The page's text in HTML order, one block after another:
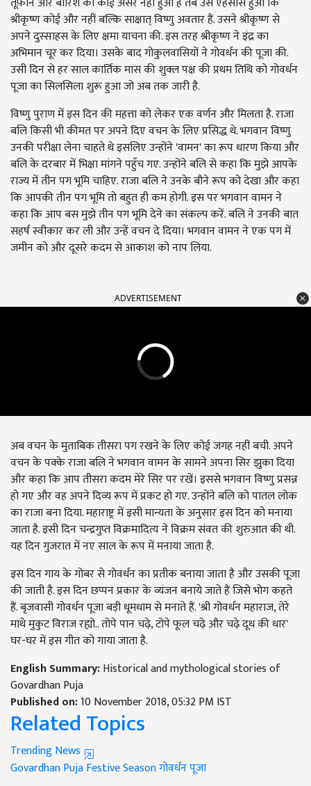
श्रीकृष्ण कोई और नहीं बल्कि साक्षात् विष्णु अवतार हैं. उसने श्रीकृष्ण से
अपने दुस्साहस के लिए क्षमा याचना की. इस तरह श्रीकृष्ण ने इंद्र का
अभिमान चूर कर दिया। उसके बाद गोकुलवासियों ने गोवर्धन की पूजा की.
उसी दिन से हर साल कार्तिक मास की शुक्ल पक्ष की प्रथम तिथि को गोवर्धन
पूजा का सिलसिला शुरू हुआ जो अब तक जारी है.
विष्णु पुराण में इस दिन की महत्ता को लेकर एक वर्णन और मिलता है. राजा
बलि किसी भी कीमत पर अपने दिए वचन के लिए प्रसिद्ध थे. भगवान विष्णु
उनकी परीक्षा लेना चाहते थे इसलिए उन्होंने 'वामन' का रूप धारण किया और
बलि के दरबार में भिक्षा मांगने पहुँच गए. उन्होंने बलि से कहा कि मुझे आपके
राज्य में तीन पग भूमि चाहिए. राजा बलि ने उनके बौने रूप को देखा और कहा
कि आपकी तीन पग भूमि तो बहुत ही कम होगी. इस पर भगवान वामन ने
कहा कि आप बस मुझे तीन पग भूमि देने का संकल्प करें. बलि ने उनकी बात
सहर्ष स्वीकार कर ली और उन्हें वचन दे दिया। भगवान वामन ने एक पग में
जमीन को और दूसरे कदम से आकाश को नाप लिया.
ADVERTISEMENT
अब वचन के मुताबिक तीसरा पग रखने के लिए कोई जगह नहीं बची. अपने
वचन के पक्के राजा बलि ने भगवान वामन के सामने अपना सिर झुका दिया
और कहा कि आप तीसरा कदम मेरे सिर पर रखें। इससे भगवान विष्णु प्रसन्न
हो गए और वह अपने दिव्य रूप में प्रकट हो गए. उन्होंने बलि को पातल लोक
का राजा बना दिया. महाराष्ट्र में इसी मान्यता के अनुसार इस दिन को मनाया
जाता है. इसी दिन चन्द्रगुप्त विक्रमादित्य ने विक्रम संवत की शुरुआत की थी.
यह दिन गुजरात में नए साल के रूप में मनाया जाता है.
इस दिन गाय के गोबर से गोवर्धन का प्रतीक बनाया जाता है और उसकी पूजा
की जाती है. इस दिन छप्पन प्रकार के व्यंजन बनाये जाते हैं जिसे भोग कहते
हैं. बृजवासी गोवर्धन पूजा बड़ी धूमधाम से मनाते हैं. 'श्री गोवर्धन महाराज, तेरे
माथे मुकुट विराज रह्यो.. तोपे पान चढ़े, टोपे फूल चढ़े और चढ़े दूध की धार'
घर-घर में इस गीत को गाया जाता है.
English Summary:Historical and mythological stories of
Govardhan Puja
Published on:10 November 2018, 05:32 PM IST
Related Topics
Trending News
Govardhan PujaFestive Seasonगोवर्धन पूजा